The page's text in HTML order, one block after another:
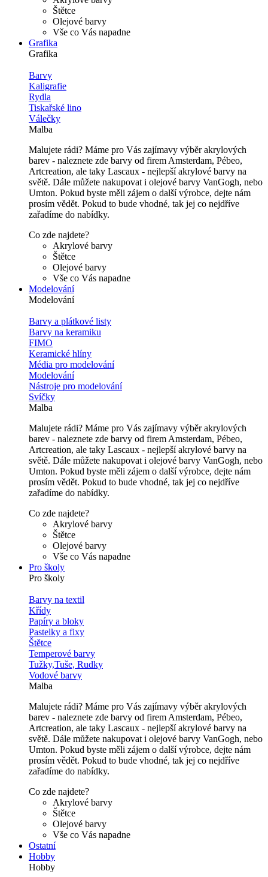
Štětce
Olejové barvy
Vše co Vás napadne
Grafika
Grafika
Barvy
Kaligrafie
Rydla
Tiskařské lino
Válečky
Malba
Malujete rádi? Máme pro Vás zajímavy výběr akrylových
barev - naleznete zde barvy od firem Amsterdam, Pébeo,
Artcreation, ale taky Lascaux - nejlepší akrylové barvy na
světě. Dále můžete nakupovat i olejové barvy VanGogh, nebo
Umton. Pokud byste měli zájem o další výrobce, dejte nám
prosím vědět. Pokud to bude vhodné, tak jej co nejdříve
zařadíme do nabídky.
Co zde najdete?
Akrylové barvy
Štětce
Olejové barvy
Vše co Vás napadne
Modelování
Modelování
Barvy a plátkové listy
Barvy na keramiku
FIMO
Keramické hlíny
Média pro modelování
Modelování
Nástroje pro modelování
Svíčky
Malba
Malujete rádi? Máme pro Vás zajímavy výběr akrylových
barev - naleznete zde barvy od firem Amsterdam, Pébeo,
Artcreation, ale taky Lascaux - nejlepší akrylové barvy na
světě. Dále můžete nakupovat i olejové barvy VanGogh, nebo
Umton. Pokud byste měli zájem o další výrobce, dejte nám
prosím vědět. Pokud to bude vhodné, tak jej co nejdříve
zařadíme do nabídky.
Co zde najdete?
Akrylové barvy
Štětce
Olejové barvy
Vše co Vás napadne
Pro školy
Pro školy
Barvy na textil
Křídy
Papíry a bloky
Pastelky a fixy
Štětce
Temperové barvy
Tužky,Tuše, Rudky
Vodové barvy
Malba
Malujete rádi? Máme pro Vás zajímavy výběr akrylových
barev - naleznete zde barvy od firem Amsterdam, Pébeo,
Artcreation, ale taky Lascaux - nejlepší akrylové barvy na
světě. Dále můžete nakupovat i olejové barvy VanGogh, nebo
Umton. Pokud byste měli zájem o další výrobce, dejte nám
prosím vědět. Pokud to bude vhodné, tak jej co nejdříve
zařadíme do nabídky.
Co zde najdete?
Akrylové barvy
Štětce
Olejové barvy
Vše co Vás napadne
Ostatní
Hobby
Hobby